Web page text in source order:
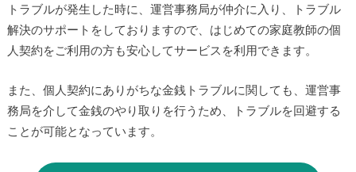
トラブルが発生した時に、運営事務局が仲介に入り、トラブル
解決のサポートをしておりますので、はじめての家庭教師の個
人契約をご利用の方も安心してサービスを利用できます。
また、個人契約にありがちな金銭トラブルに関しても、運営事
務局を介して金銭のやり取りを行うため、トラブルを回避する
ことが可能となっています。